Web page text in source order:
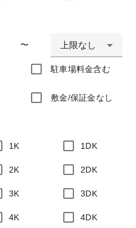
〜 上限なし
駐車場料金含む
敷金/保証金なし
1K 1DK
2K 2DK
3K 3DK
4K 4DK